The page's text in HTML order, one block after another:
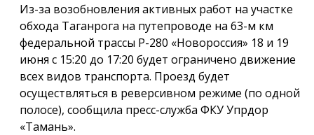
Из-за возобновления активных работ на участке
обхода Таганрога на путепроводе на 63-м км
федеральной трассы Р-280 «Новороссия» 18 и 19
июня с 15:20 до 17:20 будет ограничено движение
всех видов транспорта. Проезд будет
осуществляться в реверсивном режиме (по одной
полосе), сообщила пресс-служба ФКУ Упрдор
«Тамань».